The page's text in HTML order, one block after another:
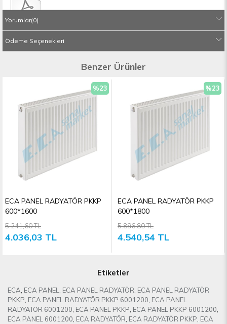
tasarımlarıyla ısıtma-soğutma ve yapı sektöründe ki Pazar payını en üst seviyeye
çıkartmıştır. ECA yaptığı kaliteli tasarımlar ve müşteri memnuniyetiyle ısıtma-
soğutma ve yapı sektörünün bir numarası olmuştur. E.c.a. yapı grubunda üretmiş
olduğu Eca armatürlerde vermiş olduğu 20 yıllık garantiyle ürünün kalitesine ne
kadar güvendiğini göstermiştir. E.C.A ısı grubunda yoğuşmalı kombi pazarında
üretmiş olduğu Premix (tam yoğuşmalı) kombiler ile rakiplerinin önüne geçmiştir.
Radyatör ürün grubunda üretmiş olduğu aynalı ve dikey dizayn radyatörler ile
devrim niteliğinde bir yenilik gerçekleştirmiştir. E.C.A. kalitesinin tartışılmazlığıyla
birlikte müşteri memnuniyeti markanın en önemli felsefesi haline gelmiş ve
Türkiye’nin heryerinde kurmuş olduğu servis ağıyla kesintisiz servis anlaşıyla
hizmet vermektedir. Eca armatür ürünleri mutfak bataryası,lavabo bataryası,banyo
bataryası,eca duş sistemleri,e.c.a. vanalar,E.C.A termostatik ürünler,ECA
radyatörler,E.C.A kombiler,E.c.a. banyo aksesuarları,eca vitrifiye ürünleri,E.C.A
musluklar,E.C.A ankastre banyo ve lavabo armatürler,E.C.A. fotoselli ürünleriyle
geniş bir ürün yelpazesine sahiptir.Geniş ürün gamını E.C.A ailesinin bir üyesi olan
ecasanalmarket.com’dan en uygun fiyat seçenekleriyle güvenli ve kolay online
Yorumlar(0)
Ödeme Seçenekleri
Benzer Ürünler
ECA PANEL RADYATÖR PKKP
600*1600
4.036,03 TL
5.241,60 TL
%23
ECA PANEL RADYATÖR PKKP
600*1800
4.540,54 TL
5.896,80 TL
%23
Etiketler
ECA ECA PANEL ECA PANEL RADYATÖR ECA PANEL RADYATÖR
PKKP ECA PANEL RADYATÖR PKKP 6001200 ECA PANEL
RADYATÖR 6001200 ECA PANEL PKKP ECA PANEL PKKP 6001200
ECA PANEL 6001200 ECA RADYATÖR ECA RADYATÖR PKKP ECA